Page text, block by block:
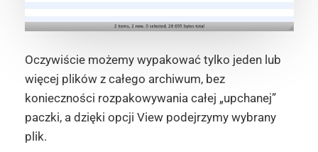
Oczywiście możemy wypakować tylko jeden lub
więcej plików z całego archiwum, bez
konieczności rozpakowywania całej „upchanej”
paczki, a dzięki opcji View podejrzymy wybrany
plik.